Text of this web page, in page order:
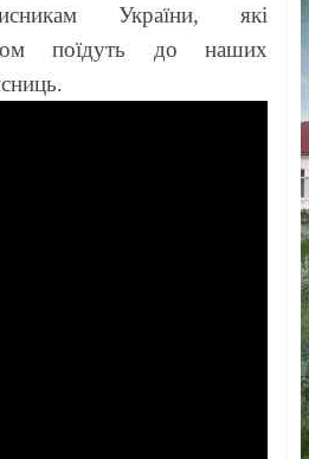
України, які
поїдуть до наших